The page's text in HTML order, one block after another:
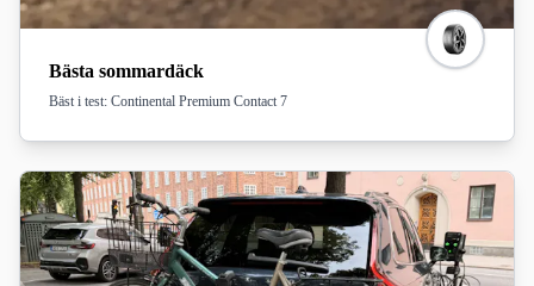
Bästa sommardäck
Bäst i test: Continental Premium Contact 7